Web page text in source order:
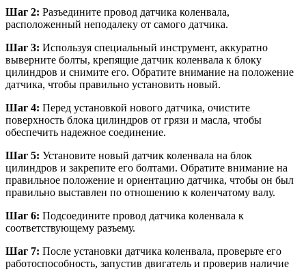
Шаг 2: Разъедините провод датчика коленвала,
расположенный неподалеку от самого датчика.
Шаг 3: Используя специальный инструмент, аккуратно
выверните болты, крепящие датчик коленвала к блоку
цилиндров и снимите его. Обратите внимание на положение
датчика, чтобы правильно установить новый.
Шаг 4: Перед установкой нового датчика, очистите
поверхность блока цилиндров от грязи и масла, чтобы
обеспечить надежное соединение.
Шаг 5: Установите новый датчик коленвала на блок
цилиндров и закрепите его болтами. Обратите внимание на
правильное положение и ориентацию датчика, чтобы он был
правильно выставлен по отношению к коленчатому валу.
Шаг 6: Подсоедините провод датчика коленвала к
соответствующему разъему.
Шаг 7: После установки датчика коленвала, проверьте его
работоспособность, запустив двигатель и проверив наличие